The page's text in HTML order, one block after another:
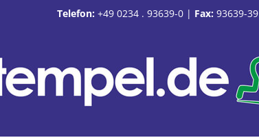
Telefon: +49 0234 . 93639-0| Fax: 93639-39